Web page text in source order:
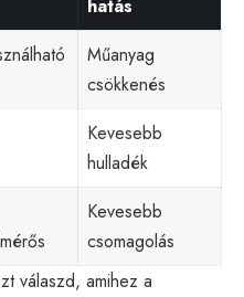
hatás
Műanyag
csökkenés
Kevesebb
hulladék
Kevesebb
csomagolás
válaszd, amihez a